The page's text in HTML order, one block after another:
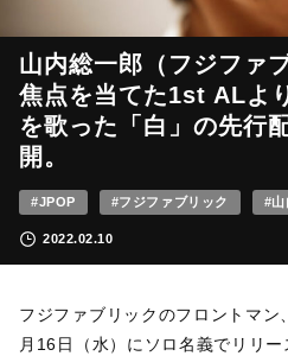
山内総一郎（フジファ
焦点を当てた1st ALよ
を歌った「白」の先行
開。
#JPOP #フジファブリック #山
2022.02.10
フジファブリックのフロントマン
月16日（水）にソロ名義でリリ